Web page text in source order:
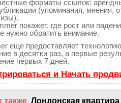
форматы ссылок:
(упоминания, мнения,
покажет, где рост или
нужно обратить внимание.
еще предоставляет
в десятки раз, а первые
первых 7 дней.
и Начать
также Лондонская